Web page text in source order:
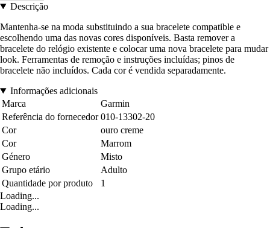
Descrição
Mantenha-se na moda substituindo a sua bracelete compatible e
escolhendo uma das novas cores disponíveis. Basta remover a
bracelete do relógio existente e colocar uma nova bracelete para mudar
look. Ferramentas de remoção e instruções incluídas; pinos de
bracelete não incluídos. Cada cor é vendida separadamente.
Informações adicionais
Marca
Garmin
Referência do fornecedor 010-13302-20
Cor
ouro creme
Cor
Marrom
Género
Misto
Grupo etário
Adulto
Quantidade por produto
1
Loading...
Loading...